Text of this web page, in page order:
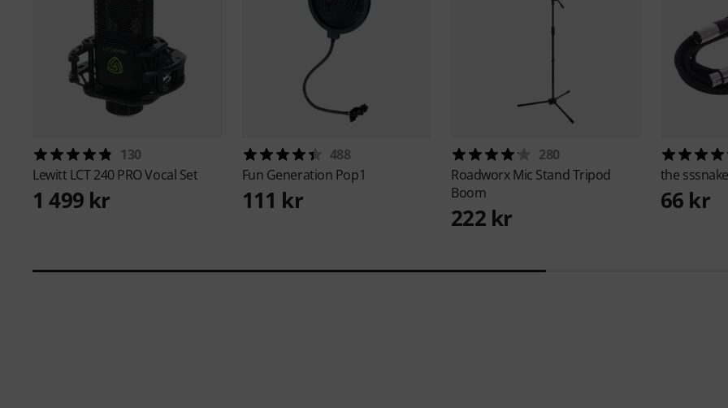
130
Lewitt LCT 240 PRO Vocal Set
1 499 kr
488
Fun Generation Pop1
111 kr
280
RoadworxMic Stand Tripod
Boom
222 kr
the
66 kr